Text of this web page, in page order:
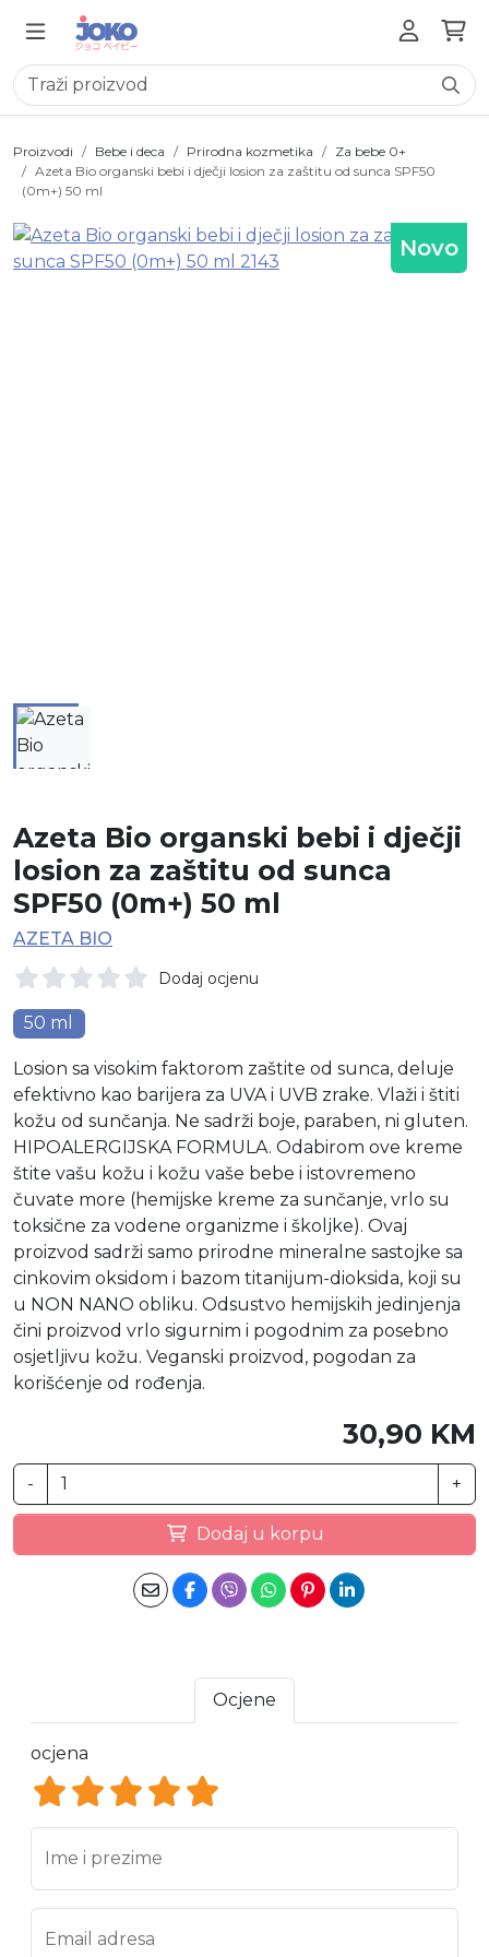
Proizvodi Bebe i deca Prirodna kozmetika
Za bebe 0+
Azeta Bio organski bebi i dječji losion za zaštitu od sunca SPF50
(0m+) 50 ml
Novo
Azeta Bio organski bebi i dječji
losion za zaštitu od sunca
SPF50 (0m+) 50 ml
AZETA BIO
Dodaj ocjenu
50 ml
Losion sa visokim faktorom zaštite od sunca, deluje
efektivno kao barijera za UVA i UVB zrake. Vlaži i štiti
kožu od sunčanja. Ne sadrži boje, paraben, ni gluten.
HIPOALERGIJSKA FORMULA. Odabirom ove kreme
štite vašu kožu i kožu vaše bebe i istovremeno
čuvate more (hemijske kreme za sunčanje, vrlo su
toksične za vodene organizme i školjke). Ovaj
proizvod sadrži samo prirodne mineralne sastojke sa
cinkovim oksidom i bazom titanijum-dioksida, koji su
u NON NANO obliku. Odsustvo hemijskih jedinjenja
čini proizvod vrlo sigurnim i pogodnim za posebno
osjetljivu kožu. Veganski proizvod, pogodan za
korišćenje od rođenja.
30,90 KM
- +
Dodaj u korpu
Ocjene
ocjena
ocjena 5
ocjena 4
ocjena 3
ocjena 2
ocjena 1
Ime i prezime
Email adresa